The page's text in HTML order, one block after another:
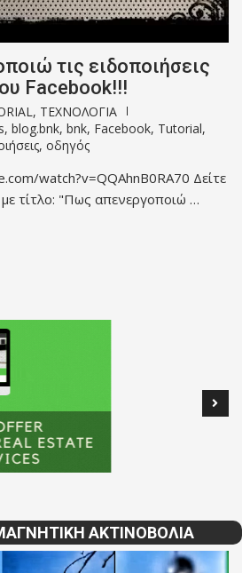
τις ειδοποιήσεις
Facebook!!!
, ΤΕΧΝΟΛΟΓΙΑ
,blog.bnk,bnk, Facebook, Tutorial,
,οδηγός
watch?v=QQAhnB0RA70 Δείτε
τίτλο: "Πως απενεργοποιώ …
ΑΚΤΙΝΟΒΟΛΙΑ